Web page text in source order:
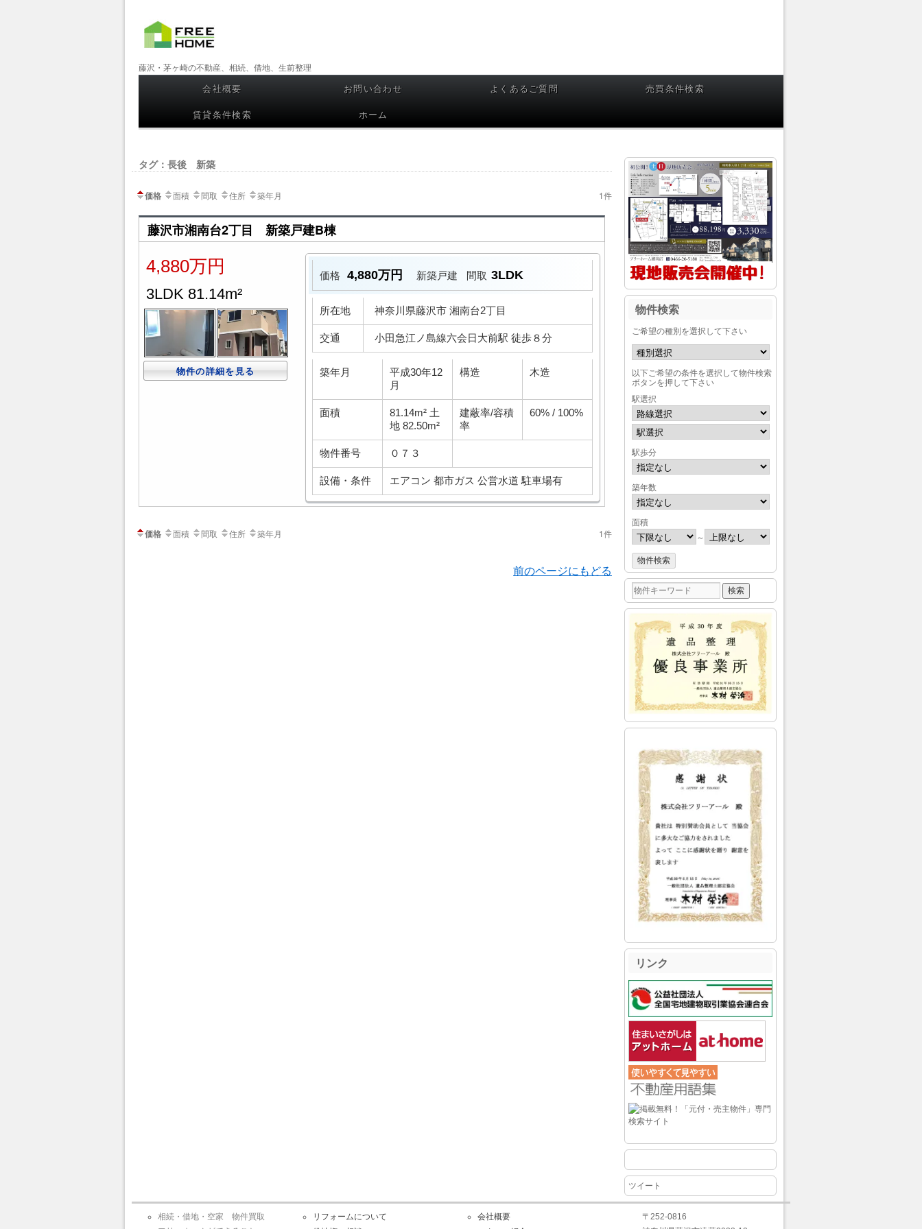
【フリー
ホーム】
藤沢・茅
ヶ崎の不
動産、相
続、借
地、生前
整理
藤沢・茅ヶ崎の不動産、相続、借地、生前整理
コンテンツへスキップ
会社概要 お問い合わせ よくあるご質問
売買条件検索
賃貸条件検索
ホーム
タグ：長後 新築
価格 面積 間取 住所 築年月 1件
藤沢市湘南台2丁目 新築戸建B棟
4,880万円
3LDK 81.14m²
物件の詳細を見る
価格 4,880万円 新築戸建 間取 3LDK
所在地 神奈川県藤沢市 湘南台2丁目
交通 小田急江ノ島線六会日大前駅 徒歩８分
築年月
平成30年12
月
構造 木造
面積
81.14m² 土
地 82.50m²
建蔽率/容積
率
60% / 100%
物件番号 ０７３
設備・条件 エアコン 都市ガス 公営水道 駐車場有
価格 面積 間取 住所 築年月 1件
前のページにもどる
物件検索
ご希望の種別を選択して下さい
以下ご希望の条件を選択して物件検索
ボタンを押して下さい
駅選択
駅歩分
築年数
面積
～
検
索:
リンク
ツイート
相続・借地・空家 物件買取
リフォームについて
会社概要
〒252-0816